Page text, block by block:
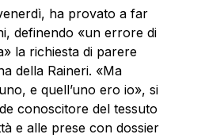
ha provato a far
definendo «un errore di
la richiesta di parere
della Raineri. «Ma
e quell’uno ero io», si
conoscitore del tessuto
e alle prese con dossier